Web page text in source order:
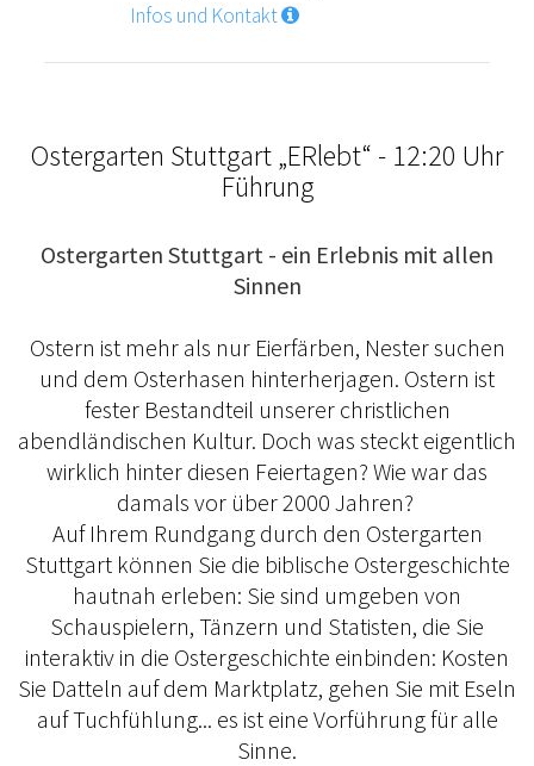
Infos und Kontakt
Ostergarten Stuttgart „ERlebt“ - 12:20 Uhr
Führung
Ostergarten Stuttgart - ein Erlebnis mit allen
Sinnen
Ostern ist mehr als nur Eierfärben, Nester suchen
und dem Osterhasen hinterherjagen. Ostern ist
fester Bestandteil unserer christlichen
abendländischen Kultur. Doch was steckt eigentlich
wirklich hinter diesen Feiertagen? Wie war das
damals vor über 2000 Jahren?
Auf Ihrem Rundgang durch den Ostergarten
Stuttgart können Sie die biblische Ostergeschichte
hautnah erleben: Sie sind umgeben von
Schauspielern, Tänzern und Statisten, die Sie
interaktiv in die Ostergeschichte einbinden: Kosten
Sie Datteln auf dem Marktplatz, gehen Sie mit Eseln
auf Tuchfühlung... es ist eine Vorführung für alle
Sinne.